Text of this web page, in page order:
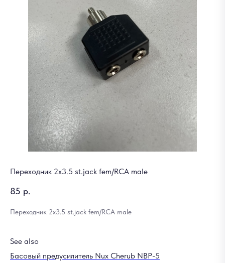
Переходник 2x3.5 st.jack fem/RCA male
85 р.
Переходник 2x3.5 st.jack fem/RCA male
See also
Басовый предусилитель Nux Cherub NBP-5